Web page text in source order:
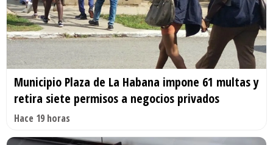
Municipio Plaza de La Habana impone 61 multas y
retira siete permisos a negocios privados
Hace 19 horas